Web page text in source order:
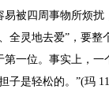
被四周事物所烦
全灵地去爱”，要整
一位。事实上，
子是轻松的。”(玛11